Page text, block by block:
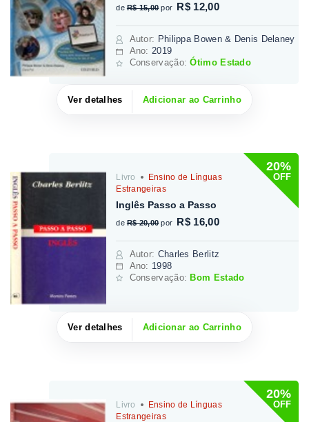
de R$ 15,00 por R$ 12,00
Autor: Philippa Bowen & Denis Delaney
Ano: 2019
Conservação:Ótimo Estado
Ver detalhes Adicionar ao Carrinho
20%
OFF
Livro
Ensino de Línguas
Estrangeiras
Inglês Passo a Passo
de R$ 20,00 por R$ 16,00
Autor: Charles Berlitz
Ano: 1998
Conservação:Bom Estado
Ver detalhes Adicionar ao Carrinho
20%
OFF
Livro
Ensino de Línguas
Estrangeiras